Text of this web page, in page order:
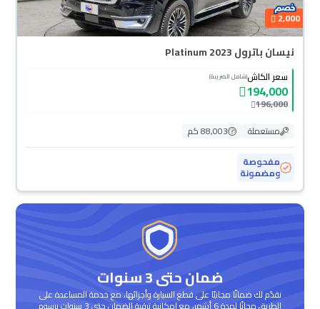
2,000
نيسان باترول Platinum 2023
سعر الكاش(شامل الضريبة)
194,000
196,000
مستعملة
88,003 كم
مفحوصة
ومضمونة
ضمان حتى 3 سنوات
نقدّم لك ضمانًا مجانيًا على قطع السيارة وأجزائها، مع خدمة المساعدة على